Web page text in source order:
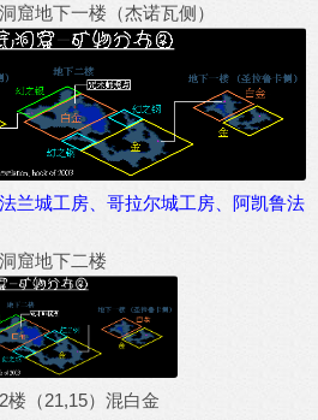
窟地下一楼（杰诺瓦侧）
兰城工房、哥拉尔城工房、阿凯鲁法
窟地下二楼
楼（21,15）混白金